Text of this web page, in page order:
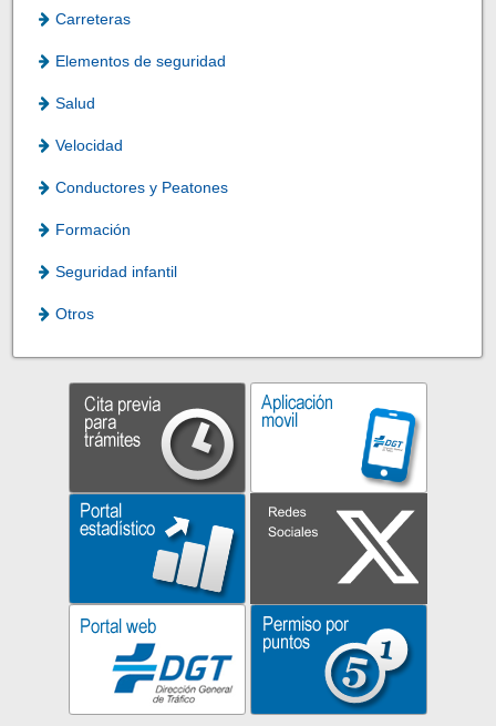
Carreteras
Elementos de seguridad
Salud
Velocidad
Conductores y Peatones
Formación
Seguridad infantil
Otros